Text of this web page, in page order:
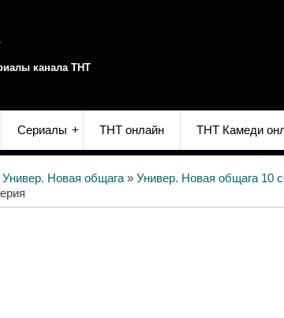
канала ТНТ
Сериалы ТНТ онлайн ТНТ Камеди
Универ. Новая общага » Универ. Новая общага 10